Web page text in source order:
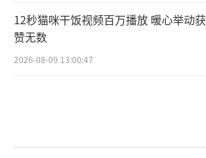
12秒猫咪干饭视频百万播放 暖心举动获
赞无数
2026-08-09 13:00:47